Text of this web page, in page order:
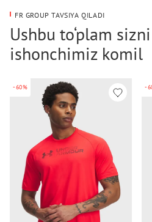
FR GROUP TAVSIYA QILADI
Ushbu to‘plam
ishonchimiz komil
-60% -